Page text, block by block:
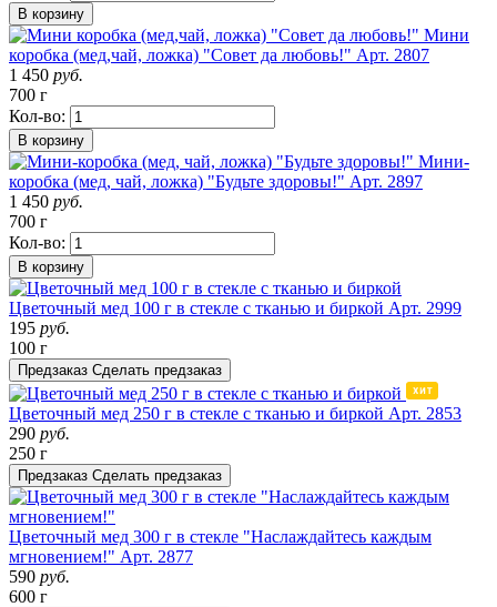
В корзину
Мини
коробка (мед,чай, ложка) "Совет да любовь!" Арт. 2807
1 450 руб.
700 г
Кол-во:
В корзину
Мини-
коробка (мед, чай, ложка) "Будьте здоровы!" Арт. 2897
1 450 руб.
700 г
Кол-во:
В корзину
Цветочный мед 100 г в стекле с тканью и биркой Арт. 2999
195 руб.
100 г
Предзаказ Сделать предзаказ
Цветочный мед 250 г в стекле с тканью и биркой Арт. 2853
290 руб.
250 г
Предзаказ Сделать предзаказ
Цветочный мед 300 г в стекле "Наслаждайтесь каждым
мгновением!" Арт. 2877
590 руб.
600 г